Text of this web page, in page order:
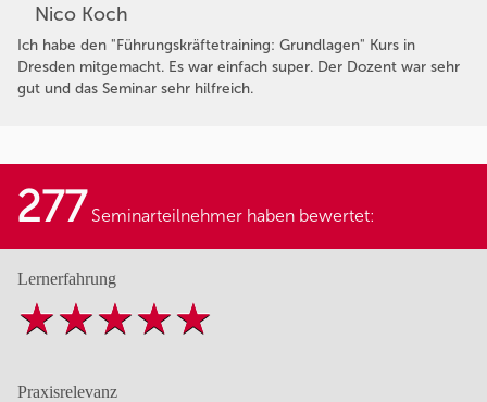
Nico Koch
Ich habe den "Führungskräftetraining: Grundlagen" Kurs in
Dresden mitgemacht. Es war einfach super. Der Dozent war sehr
gut und das Seminar sehr hilfreich.
277 Seminarteilnehmer haben bewertet:
Lernerfahrung
Praxisrelevanz